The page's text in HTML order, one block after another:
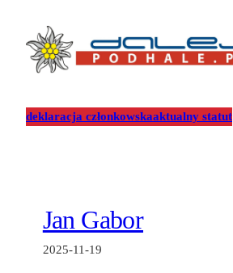
treści
deklaracja członkowskaaktualny statut
Jan Gabor
2025-11-19